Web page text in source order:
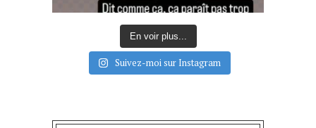
En voir plus...
Suivez-moi sur Instagram